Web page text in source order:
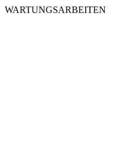
WARTUNGSARBEITEN